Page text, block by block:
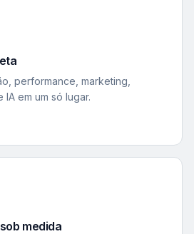
performance, marketing,
em um só lugar.
medida